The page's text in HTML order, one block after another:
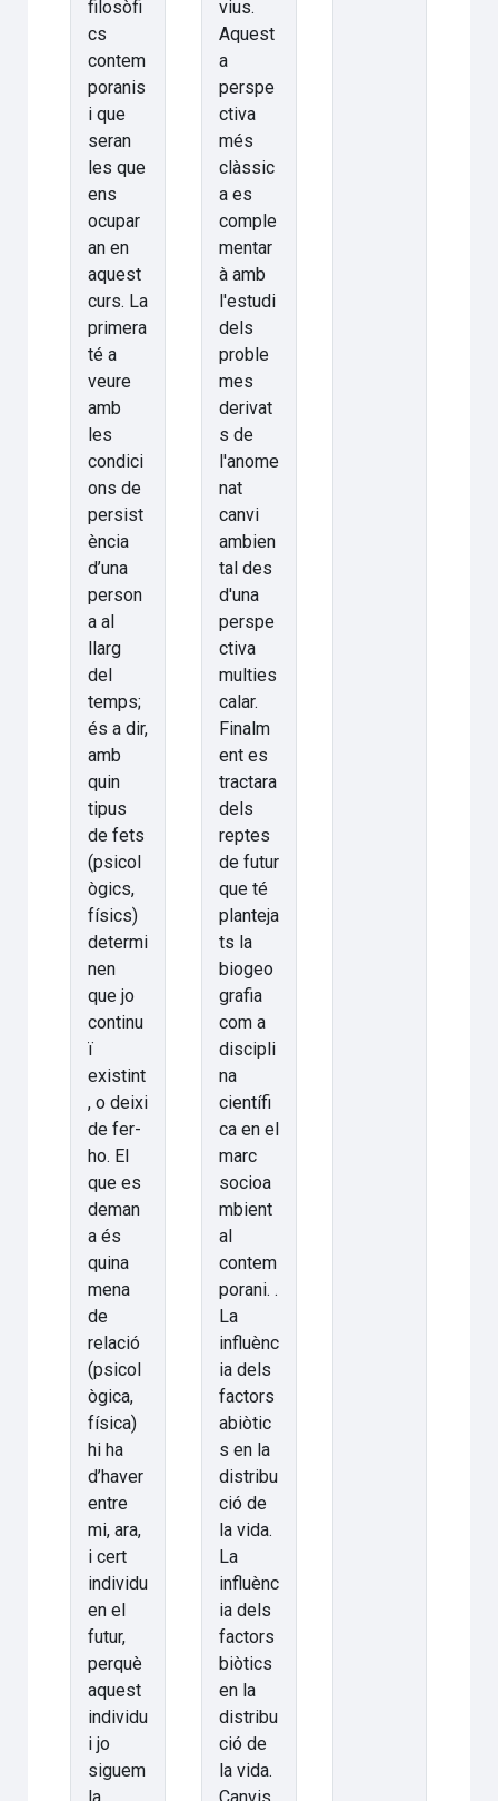
filosòfi
cs
contem
poranis
i que
seran
les que
ens
ocupar
an en
aquest
curs. La
primera
té a
veure
amb
les
condici
ons de
persist
ència
d’una
person
a al
llarg
del
temps;
és a dir,
amb
quin
tipus
de fets
(psicol
ògics,
físics)
determi
nen
que jo
continu
ï
existint
, o deixi
de fer-
ho. El
que es
deman
a és
quina
mena
de
relació
(psicol
ògica,
física)
hi ha
d’haver
entre
mi, ara,
i cert
individu
en el
futur,
perquè
aquest
individu
i jo
siguem
vius.
Aquest
a
perspe
ctiva
més
clàssic
a es
comple
mentar
à amb
l'estudi
dels
proble
mes
derivat
s de
l'anome
nat
canvi
ambien
tal des
d'una
perspe
ctiva
multies
calar.
Finalm
ent es
tractara
dels
reptes
de futur
que té
planteja
ts la
biogeo
grafia
com a
discipli
na
científi
ca en el
marc
socioa
mbient
al
contem
porani. .
La
influènc
ia dels
factors
abiòtic
s en la
distribu
ció de
la vida.
La
influènc
ia dels
factors
biòtics
en la
distribu
ció de
la vida.